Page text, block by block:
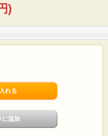
タークッキーと甘さ控えめのココア
した。
のクッキーです。
ヨーロッパ産バターをたっぷり
ッキー生地は甘さを控えていま
)